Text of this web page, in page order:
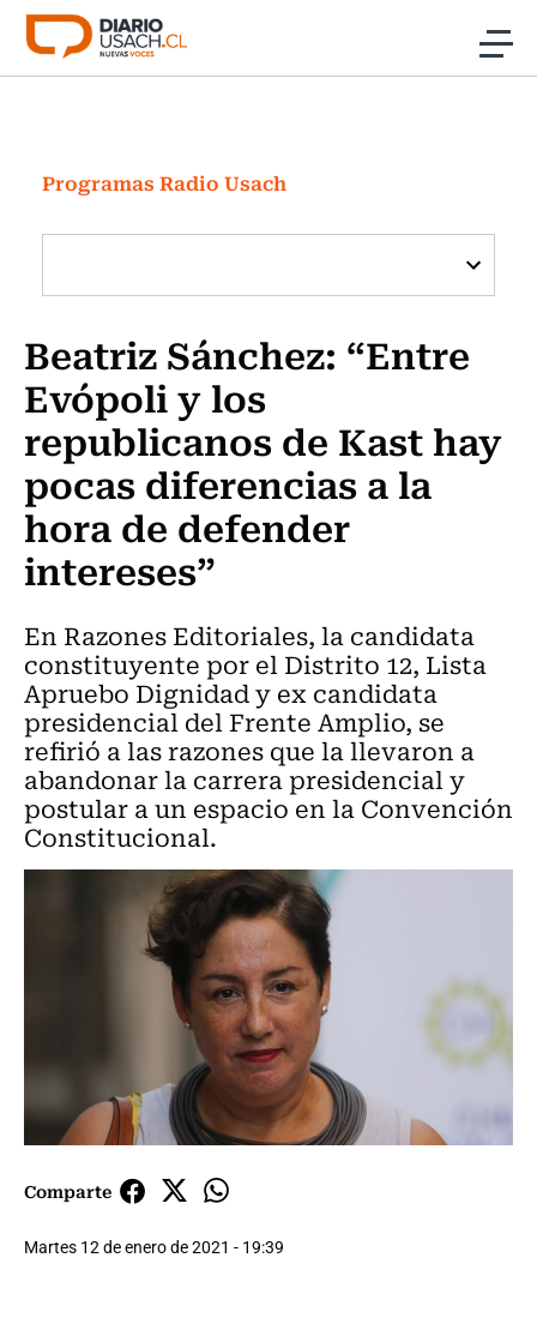
Click acá para ir directamente al contenido
Investigación
Cultura
Programas Radio y TV Usach
Programas Radio Usach
Beatriz Sánchez: “Entre
Evópoli y los
republicanos de Kast hay
pocas diferencias a la
hora de defender
intereses”
En Razones Editoriales, la candidata
constituyente por el Distrito 12, Lista
Apruebo Dignidad y ex candidata
presidencial del Frente Amplio, se
refirió a las razones que la llevaron a
abandonar la carrera presidencial y
postular a un espacio en la Convención
Constitucional.
Comparte
Martes 12 de enero de 2021 - 19:39